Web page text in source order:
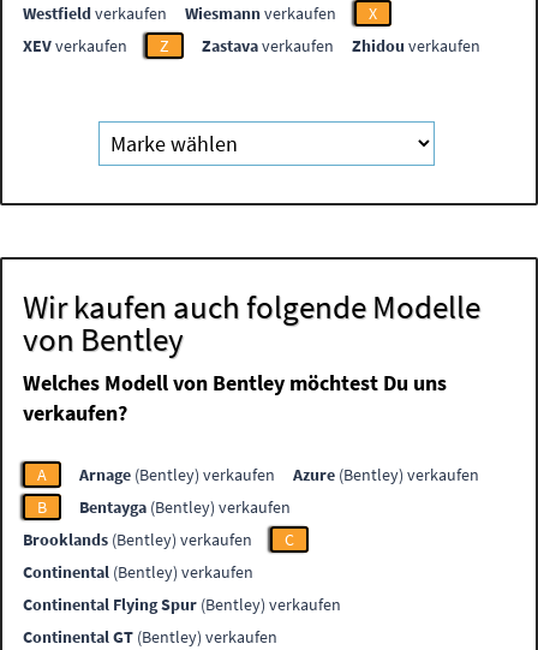
Westfieldverkaufen Wiesmannverkaufen
X
XEVverkaufen Z Zastavaverkaufen Zhidou verkaufen
Wir kaufen auch folgende Modelle
von Bentley
Welches Modell von Bentley möchtest Du uns
verkaufen?
A Arnage (Bentley) verkaufen Azure (Bentley) verkaufen
B
Bentayga (Bentley) verkaufen
Brooklands (Bentley) verkaufen
C
Continental (Bentley) verkaufen
Continental Flying Spur (Bentley) verkaufen
Continental GT (Bentley) verkaufen